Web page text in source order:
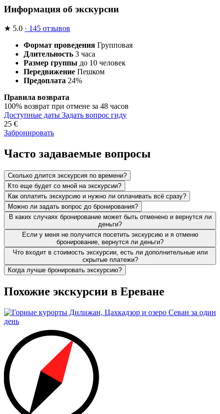
Информация об экскурсии
★ 5.0 · 145 отзывов
Формат проведения Групповая
Длительность 3 часа
Размер группы до 10 человек
Передвижение Пешком
Предоплата 24%
Правила возврата
100% возврат при отмене за 48 часов
Доступные даты Задать вопрос гиду
25 €
Забронировать
Часто задаваемые вопросы
Сколько длится экскурсия по времени?
Кто еще будет со мной на экскурсии?
Как оплатить экскурсию и нужно ли оплачивать всё сразу?
Можно ли задать вопрос до бронирования?
В каких случаях бронирование может быть отменено и вернутся ли
деньги?
Если у меня не получится посетить экскурсию и я отменю
бронирование, вернутся ли деньги?
Что входит в стоимость экскурсии, есть ли дополнительные или
скрытые платежи?
Когда лучше бронировать экскурсию?
Похожие экскурсии в Ереване